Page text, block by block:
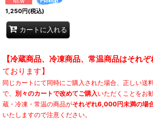
1,250円(税込)
カートに入れる
【冷蔵商品、冷凍商品、常温商品はそれ
ております】
同じカートにて同時にご購入された場合、正しい送
で、 別々のカートで改めてご購入いただくことをお
蔵・冷凍・常温の商品がそれぞれ6,000円未満の場
いたしますので注意ください。